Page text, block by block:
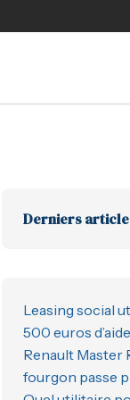
Derniers
Leasing social
500 euros d’aide
Renault Master
fourgon passe